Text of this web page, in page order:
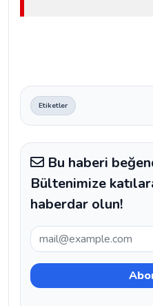
Etiketler
Bu haberi
Bültenimize
haberdar olun!